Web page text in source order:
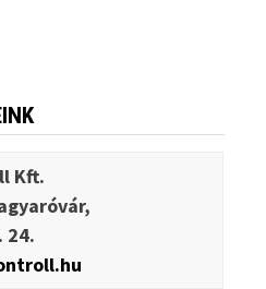
Kft.
24.